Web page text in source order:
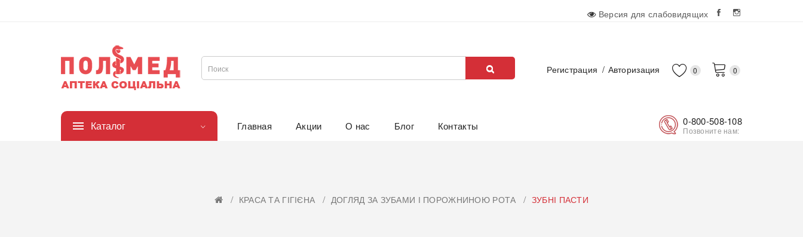
Версия для слабовидящих
Регистрация Авторизация 0
0
Каталог Главная Акции О нас Блог Контакты 0-800-508-108
Позвоните нам:
КРАСА ТА ГІГІЄНА ДОГЛЯД ЗА ЗУБАМИ І ПОРОЖНИНОЮ РОТА ЗУБНІ ПАСТИ